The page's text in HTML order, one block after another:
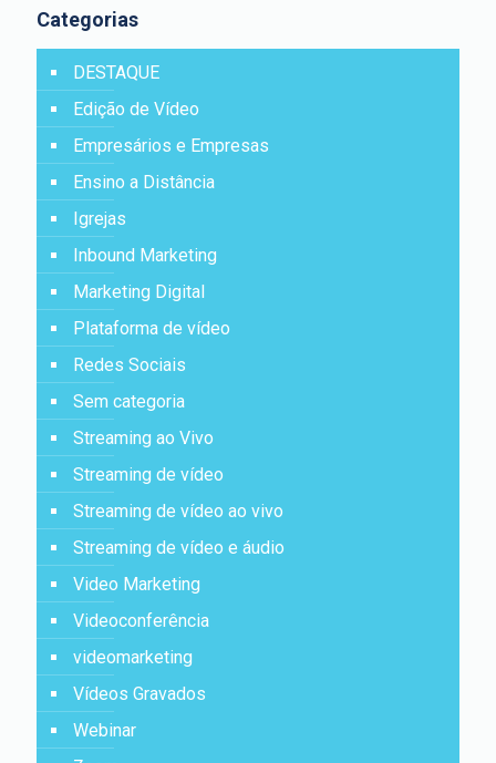
Categorias
DESTAQUE
Edição de Vídeo
Empresários e Empresas
Ensino a Distância
Igrejas
Inbound Marketing
Marketing Digital
Plataforma de vídeo
Redes Sociais
Sem categoria
Streaming ao Vivo
Streaming de vídeo
Streaming de vídeo ao vivo
Streaming de vídeo e áudio
Video Marketing
Videoconferência
videomarketing
Vídeos Gravados
Webinar